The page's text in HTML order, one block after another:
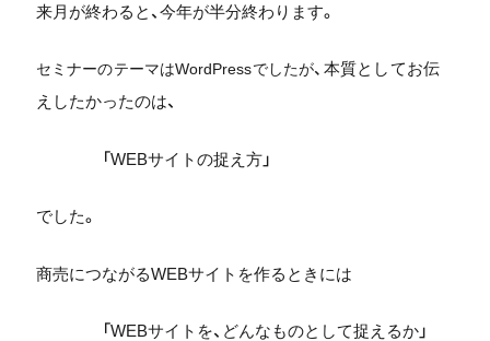
来月が終わると、今年が半分終わります。
セミナーのテーマはWordPressでしたが、 本質としてお伝
えしたかったのは、
「WEBサイトの捉え方」
でした。
商売につながるWEBサイトを作るときには
「WEBサイトを、どんなものとして捉えるか」